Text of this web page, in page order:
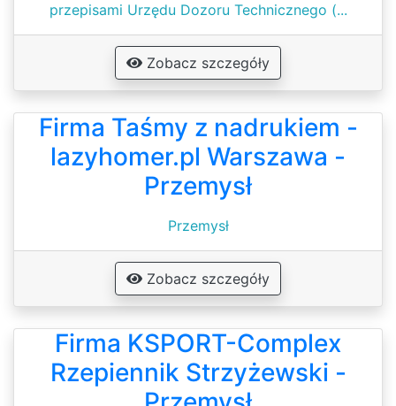
przepisami Urzędu Dozoru Technicznego (...
Zobacz szczegóły
Firma Taśmy z nadrukiem -
lazyhomer.pl Warszawa -
Przemysł
Przemysł
Zobacz szczegóły
Firma KSPORT-Complex
Rzepiennik Strzyżewski -